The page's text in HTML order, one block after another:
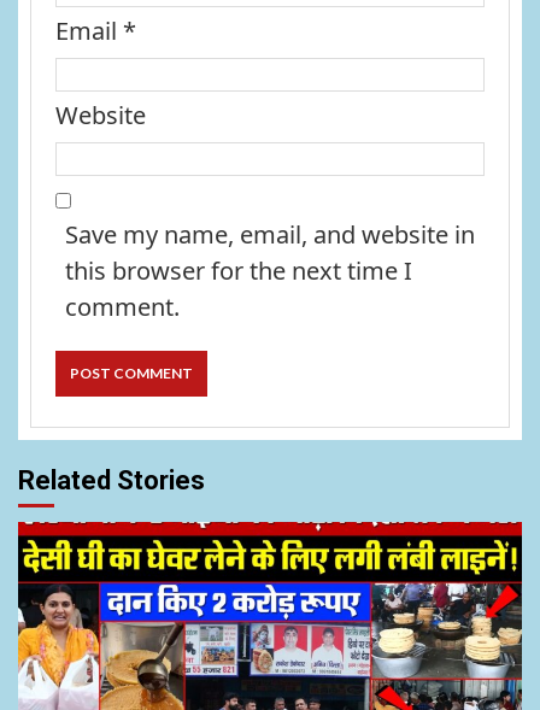
Email *
Website
Save my name, email, and website in
this browser for the next time I
comment.
Related Stories